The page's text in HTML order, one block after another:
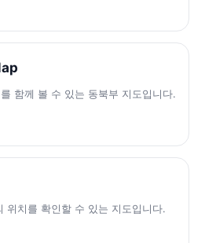
함께 볼 수 있는 동북부 지도입니다.
위치를 확인할 수 있는 지도입니다.